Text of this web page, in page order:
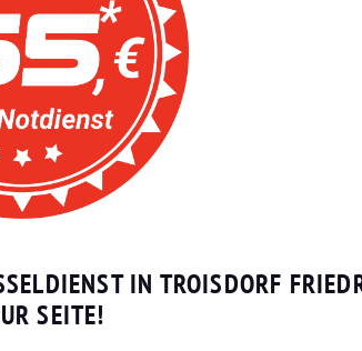
IN TROISDORF
SEITE!